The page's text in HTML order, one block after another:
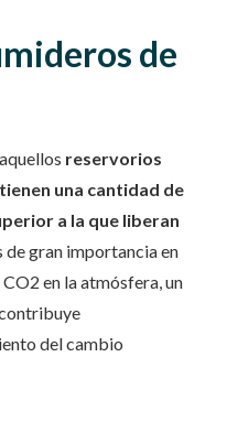
de
reservorios
una cantidad de
a la que liberan
de gran importancia en
en la atmósfera, un
del cambio